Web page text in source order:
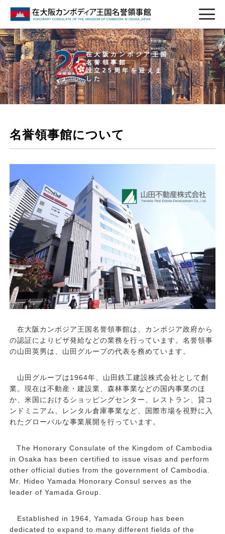
在大阪カンボジア王国
名誉領事館
設立25周年を迎えま
した
名誉領事館について
在大阪カンボジア王国名誉領事館は、カンボジア政府から
の認証によりビザ発給などの業務を行っています。名誉領事
の山田英男は、山田グループの代表を務めています。
山田グループは1964年、山田鉄工建設株式会社として創
業。現在は不動産・建設業、森林事業などの国内事業のほ
か、米国におけるショッピングセンター、レストラン、貸コ
ンドミニアム、レンタル倉庫事業など、国際市場を視野に入
れたグローバルな事業展開を行っています。
The Honorary Consulate of the Kingdom of Cambodia
in Osaka has been certified to issue visas and perform
other official duties from the government of Cambodia.
Mr. Hideo Yamada Honorary Consul serves as the
leader of Yamada Group.
Established in 1964, Yamada Group has been
dedicated to expand to many different fields of the